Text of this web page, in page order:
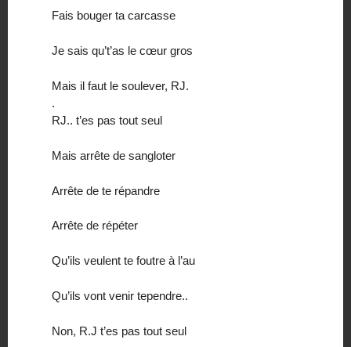
Fais bouger ta carcasse
Je sais qu’t’as le cœur gros
Mais il faut le soulever, RJ.
.
RJ.. t’es pas tout seul
Mais arrête de sangloter
Arrête de te répandre
Arrête de répéter
Qu’ils veulent te foutre à l’au
Qu’ils vont venir tependre..
Non, R.J t’es pas tout seul